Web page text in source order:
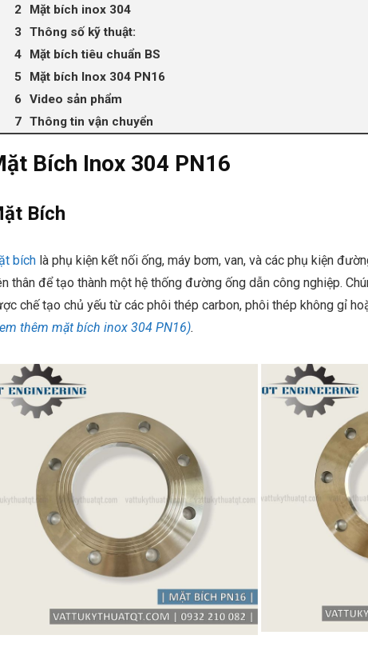
Mặt bích inox 304
Thông số kỹ thuật:
Mặt bích tiêu chuẩn BS
Mặt bích Inox 304 PN16
Video sản phẩm
Thông tin vận chuyển
Bích Inox 304 PN16
Bích
bích là phụ kiện kết nối ống, máy bơm, van, và các phụ kiện
thân để tạo thành một hệ thống đường ống dẫn công nghiệp.
chế tạo chủ yếu từ các phôi thép carbon, phôi thép không gỉ
thêm mặt bích inox 304 PN16).